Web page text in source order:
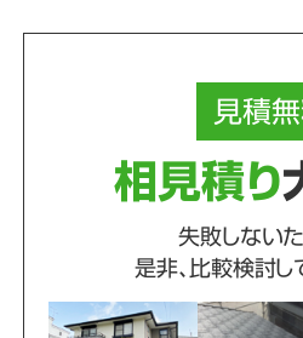
見積
相見積り
失敗しない
是非、比較検討し